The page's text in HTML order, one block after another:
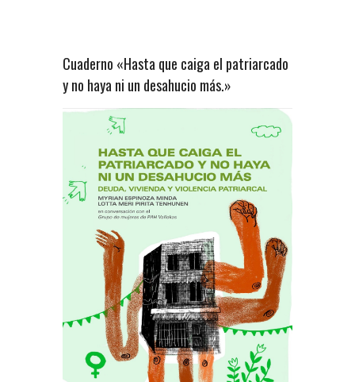
Cuaderno «Hasta que caiga el patriarcado
y no haya ni un desahucio más.»